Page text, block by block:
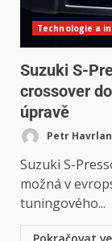
Technologie a
Suzuki S-
crossover
úpravě
Petr
Suzuki S-
možná v
tuningového...